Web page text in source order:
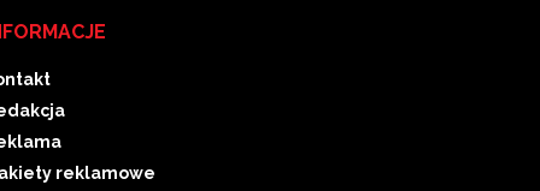
reklamowe